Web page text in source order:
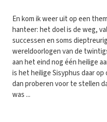
En kom ik weer uit op een
hanteer: het doel is de weg,
successen en soms
wereldoorlogen van de
aan het eind nog één heilige
is het heilige Sisyphus daar
dan proberen voor te stellen
was ...